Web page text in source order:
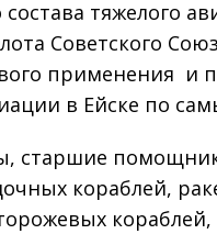
тяжелого
Советского
применения и
в Ейске по
старшие
кораблей,